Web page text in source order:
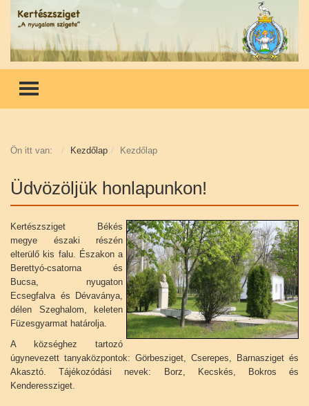
TOGGLE MENU
Ön itt van: Kezdőlap Kezdőlap
Üdvözöljük honlapunkon!
Kertészsziget Békés
megye északi részén
elterülő kis falu. Északon a
Berettyó-csatorna és
Bucsa, nyugaton
Ecsegfalva és Dévaványa,
délen Szeghalom, keleten
Füzesgyarmat határolja.
A községhez tartozó
úgynevezett tanyaközpontok: Görbesziget, Cserepes, Barnasziget és
Akasztó. Tájékozódási nevek: Borz, Kecskés, Bokros és
Kenderessziget.